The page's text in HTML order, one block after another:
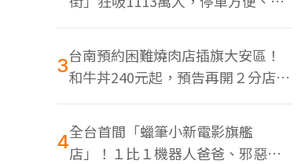
色美食多
3台南預約困難燒肉店插旗大安區！
和牛丼240元起，預告再開２分店、
地點曝光
4全台首間「蠟筆小新電影旗艦
店」！１比１機器人爸爸、邪惡正